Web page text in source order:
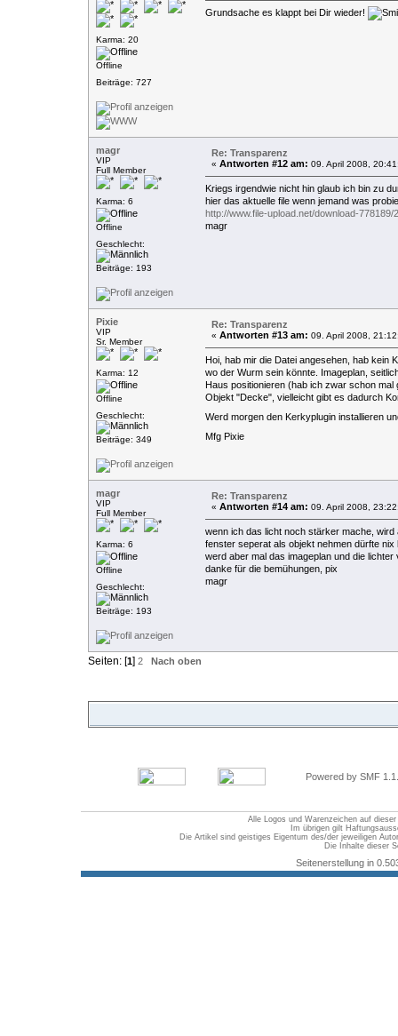
Karma: 20
Offline
Beiträge: 727
Grundsache es klappt bei Dir wieder!
magr
VIP
Full Member
Karma: 6
Offline
Geschlecht:
Beiträge: 193
Re: Transparenz
« Antworten #12 am: 09. April 2008,
Kriegs irgendwie nicht hin glaub ich bin zu
hier das aktuelle file wenn jemand was
http://www.file-upload.net/download-778189/
magr
Pixie
VIP
Sr. Member
Karma: 12
Offline
Geschlecht:
Beiträge: 349
Re: Transparenz
« Antworten #13 am: 09. April 2008,
Hoi, hab mir die Datei angesehen, hab kein
wo der Wurm sein könnte. Imageplan,
Haus positionieren (hab ich zwar schon
Objekt "Decke", vielleicht gibt es dadurch
Werd morgen den Kerkyplugin installieren
Mfg Pixie
magr
VIP
Full Member
Karma: 6
Offline
Geschlecht:
Beiträge: 193
Re: Transparenz
« Antworten #14 am: 09. April 2008,
wenn ich das licht noch stärker mache,
fenster seperat als objekt nehmen dürfte
werd aber mal das imageplan und die
danke für die bemühungen, pix
magr
Seiten: [1] 2 Nach oben
Powered by SMF
Alle Logos und Warenzeichen auf
Im übrigen gilt
Die Artikel sind geistiges Eigentum des/der jeweiligen
Die Inhalte dieser
Seitenerstellung in